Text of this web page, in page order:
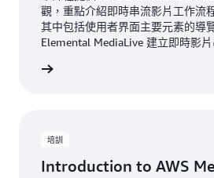
觀，重點介紹即時串流影片工作流
其中包括使用者界面主要元素的導
Elemental MediaLive 建立即時影
培訓
Introduction to AWS